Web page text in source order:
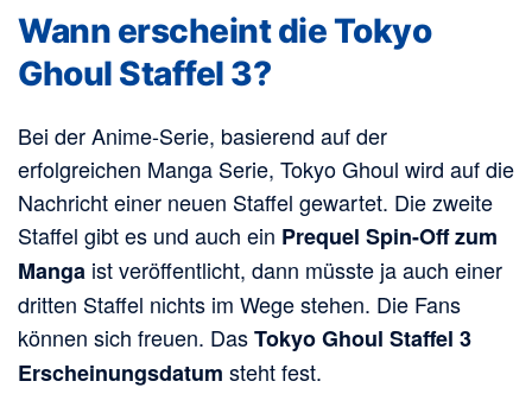
Wann erscheint die Tokyo
Ghoul Staffel 3?
Bei der Anime-Serie, basierend auf der
erfolgreichen Manga Serie, Tokyo Ghoul wird auf die
Nachricht einer neuen Staffel gewartet. Die zweite
Staffel gibt es und auch ein Prequel Spin-Off zum
Manga ist veröffentlicht, dann müsste ja auch einer
dritten Staffel nichts im Wege stehen. Die Fans
können sich freuen. DasTokyo Ghoul Staffel 3
Erscheinungsdatum steht fest.